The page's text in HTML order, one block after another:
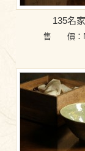
135名
售 價：